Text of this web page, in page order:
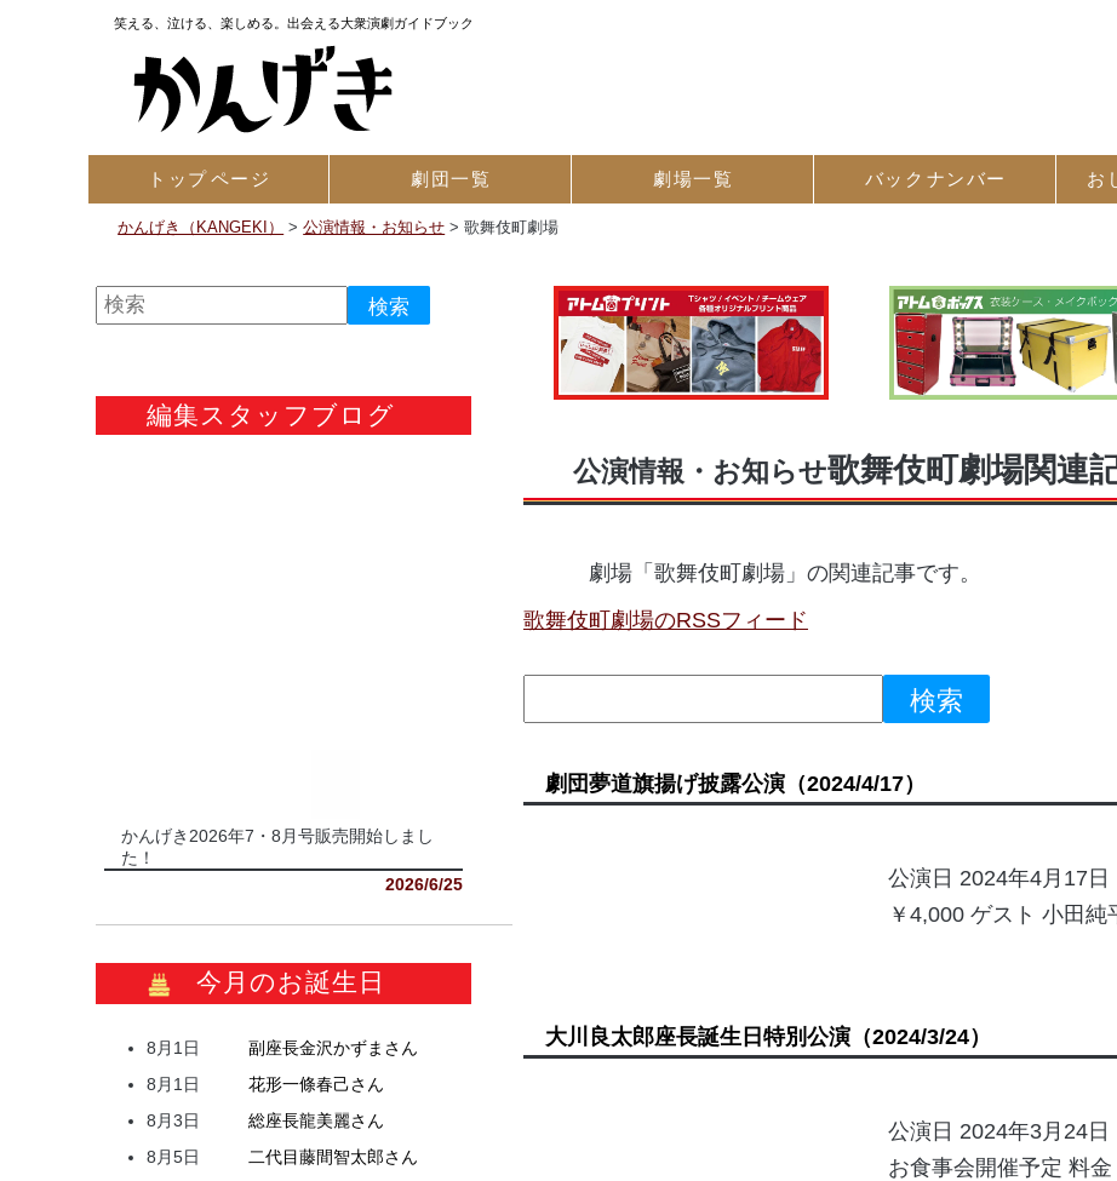
笑える、泣ける、楽しめる。出会える大衆演劇ガイドブック
トップページ 劇団一覧 劇場一覧 バック ナンバー お
かんげき（KANGEKI） >公演情報・お知らせ >歌舞伎町劇場
公演情報・お知らせ歌舞伎町劇場関連
劇場「歌舞伎町劇場」の関連記事です。
歌舞伎町劇場のRSSフィード
劇団夢道旗揚げ披露公演（2024/4/17）
公演日 2024年4月17
￥4,000 ゲスト 小田
大川良太郎座長誕生日特別公演（2024/3/24）
公演日 2024年3月24
お食事会開催予定 料
編集スタッフブログ
かんげき2026年7・8月号販売開始しまし
た！
2026/6/25
今月のお誕生日
8月1日 副座長金沢かずま さん
8月1日
花形一條春己さん
8月3日
総座長龍美麗さん
8月5日
二代目藤間智太郎さん